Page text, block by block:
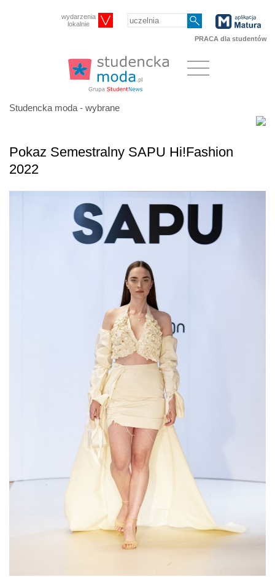
wydarzenia
lokalnie
PRACA dla studentów
Studencka moda - wybrane
Pokaz Semestralny SAPU Hi!Fashion
2022